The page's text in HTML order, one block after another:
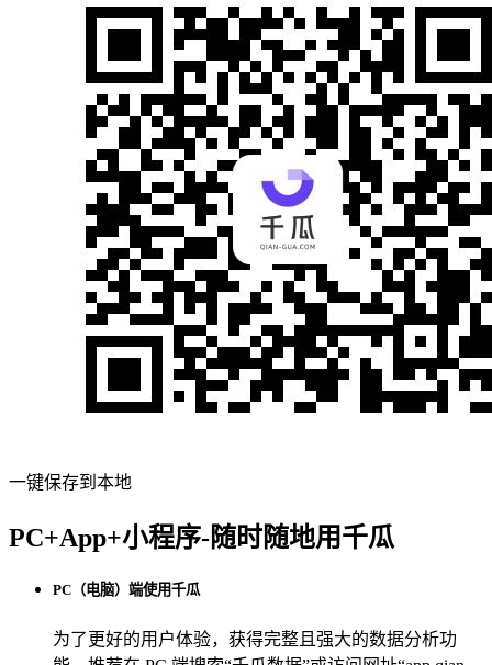
一键保存到本地
PC+App+小程序-随时随地用千瓜
PC（电脑）端使用千瓜
为了更好的用户体验，获得完整且强大的数据分析功